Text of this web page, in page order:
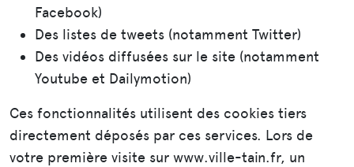
Facebook)
Des listes de tweets (notamment Twitter)
Des vidéos diffusées sur le site (notamment
Youtube et Dailymotion)
Ces fonctionnalités utilisent des cookies tiers
directement déposés par ces services. Lors de
votre première visite sur www.ville-tain.fr, un